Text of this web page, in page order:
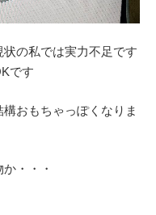
の私では実力不足です
です
おもちゃっぽくなりま
・・・